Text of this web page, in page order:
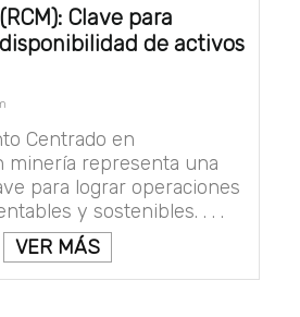
Clave para
de activos
Centrado en
minería representa una
para lograr operaciones
y sostenibles. . . .
VER MÁS